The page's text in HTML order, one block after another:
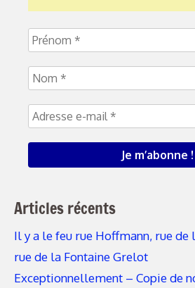
Articles récents
Il y a le feu rue Hoffmann, rue
rue de la Fontaine Grelot
Exceptionnellement – Copie de